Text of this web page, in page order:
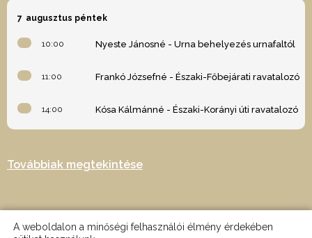
7 augusztus péntek
10:00 Nyeste Jánosné - Urna behelyezés urnafaltól
11:00 Frankó Józsefné - Északi-Főbejárati ravatalozó
14:00 Kósa Kálmánné - Északi-Korányi úti ravatalozó
Továbbiak megtekintése
A weboldalon a minőségi felhasználói élmény érdekében